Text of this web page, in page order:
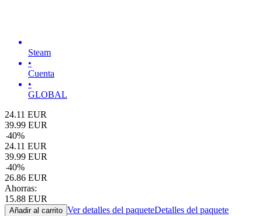
Steam
•
Cuenta
•
GLOBAL
24.11 EUR
39.99 EUR
-40%
24.11 EUR
39.99 EUR
-40%
26.86 EUR
Ahorras:
15.88 EUR
Añadir al carrito Ver detalles del paqueteDetalles del paquete